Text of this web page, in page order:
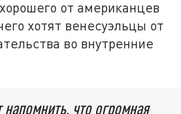
от американцев
хотят венесуэльцы от
во внутренние
что огромная